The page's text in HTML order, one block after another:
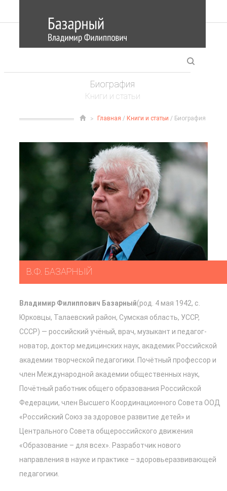
Биография
Книги и статьи
Главная / Книги и статьи / Биография
В.Ф. БАЗАРНЫЙ
Владимир Филиппович Базарный(род. 4 мая 1942, с.
Юрковцы, Талаевский район, Сумская область, УССР,
СССР) — российский учёный, врач, музыкант и педагог-
новатор, доктор медицинских наук, академик Российской
академии творческой педагогики. Почётный профессор и
член Международной академии общественных наук,
Почётный работник общего образования Российской
Федерации, член Высшего Координационного Совета ООД
«Российский Союз за здоровое развитие детей» и
Центрального Совета общероссийского движения
«Образование – для всех». Разработчик нового
направления в науке и практике – здоровьеразвивающей
педагогики.